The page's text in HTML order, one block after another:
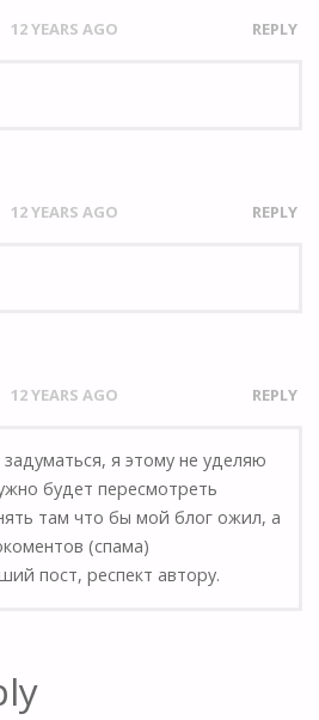
12 YEARS AGO REPLY
12 YEARS AGO REPLY
12 YEARS AGO REPLY
я этому не уделяю
будет пересмотреть
там что бы мой блог ожил, а
(спама)
пост, респект автору.